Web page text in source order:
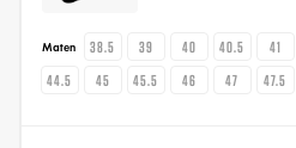
Maten 38.5 39 40 40.5 41
44.5
45 45.5 46 47 47.5